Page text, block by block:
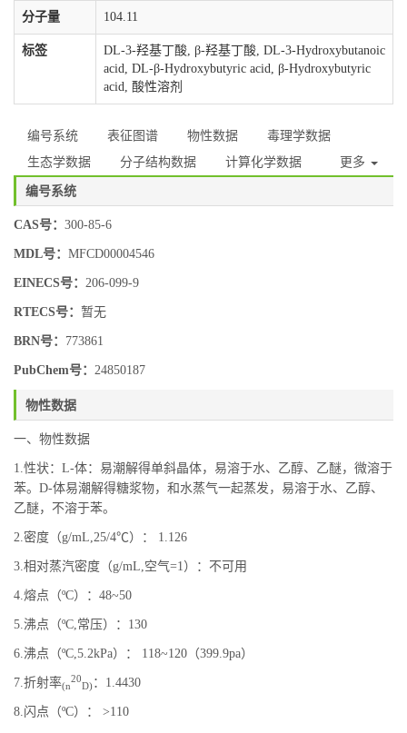
分子量 104.11
标签
DL-3-羟基丁酸, β-羟基丁酸, DL-3-Hydroxybutanoic
acid, DL-β-Hydroxybutyric acid, β-Hydroxybutyric
acid, 酸性溶剂
编号系统 表征图谱 物性数据
毒理学数据
生态学数据
分子结构数据 计算化学数据 更多
编号系统
CAS号： 300-85-6
MDL号： MFCD00004546
EINECS号： 206-099-9
RTECS号： 暂无
BRN号： 773861
PubChem号： 24850187
物性数据
一、物性数据
1.性状：L-体：易潮解得单斜晶体，易溶于水、乙醇、乙醚，微溶于
苯。D-体易潮解得糖浆物，和水蒸气一起蒸发，易溶于水、乙醇、
乙醚，不溶于苯。
2.密度（g/mL,25/4℃）： 1.126
3.相对蒸汽密度（g/mL,空气=1）：不可用
4.熔点（ºC）：48~50
5.沸点（ºC,常压）：130
6.沸点（ºC,5.2kPa）： 118~120（399.9pa）
7.折射率(n
20
D)：1.4430
8.闪点（ºC）： >110